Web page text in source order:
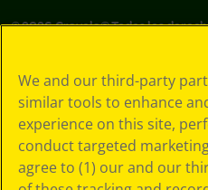
©2026Crayola® Todos los
de privacidad
Política de
privacidad
Términos de SMS
GDPR
Aviso de
We and our third-party
similar tools to enhance
experience on this site,
conduct targeted
agree to (1) our and our